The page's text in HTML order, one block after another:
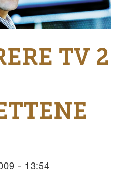
TV 2
- 13:54